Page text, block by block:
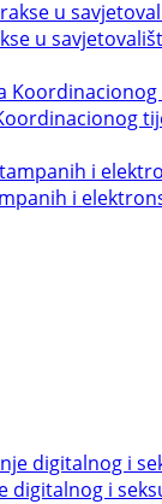
u
i
digitalnog i